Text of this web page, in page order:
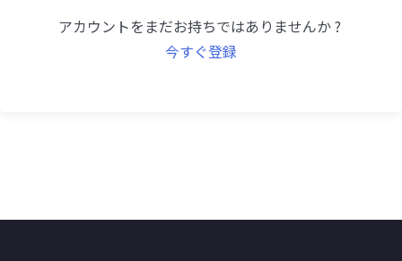
アカウントをまだお持ちではありませんか ?
今すぐ登録